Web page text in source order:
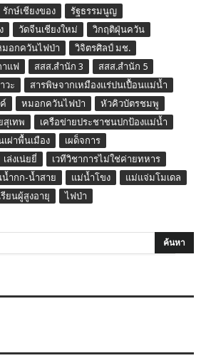
รักษ์เชียงของ
รัฐธรรมนูญ
วัดจีนเชียงใหม่
วิกฤติฝุ่นควัน
มอกควันไฟป่า
วิจิตรศิลป์ มช.
าแฟ สสส.สำนัก 3
สสส.สำนัก 5
วะ
สารพิษจากเหมืองแร่ปนเปื้อนแม่น้ำ
หมอกควันไฟป่า
หัวคิวบัตรชมพู
เทพ
เครือข่ายประชาชนปกป้องแม่น้ำ
ผ่าพื้นเมือง
เผด็จการ
เล่งเน่ยยี่
เวทีวิชาการไม่ใช่ค่ายทหาร
น้ำกก-น้ำสาย แม่น้ำโขง
แม่แจ่มโมเดล
รียนผู้สูงอายุ ไฟป่า